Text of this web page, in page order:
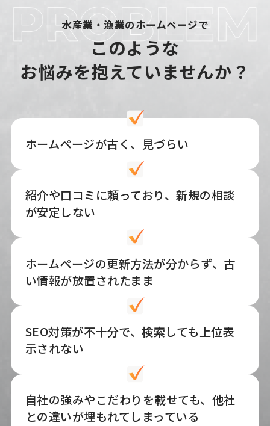
水産業・漁業のホームページで
このような
お悩みを抱えていませんか？
ホームページが古く、見づらい
紹介や口コミに頼っており、新規の相談
が安定しない
ホームページの更新方法が分からず、古
い情報が放置されたまま
SEO対策が不十分で、検索しても上位表
示されない
自社の強みやこだわりを載せても、他社
との違いが埋もれてしまっている